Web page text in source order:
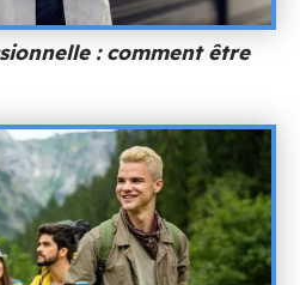
: comment être